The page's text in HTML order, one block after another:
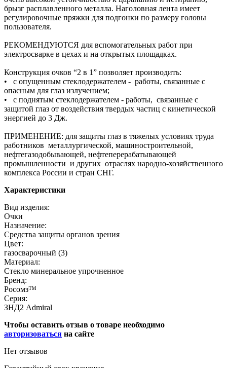
брызг расплавленного металла. Наголовная лента имеет
регулировочные пряжки для подгонки по размеру головы
пользователя.
РЕКОМЕНДУЮТСЯ для вспомогательных работ при
электросварке в цехах и на открытых площадках.
Конструкция очков “2 в 1” позволяет производить:
• с опущенным стеклодержателем - работы, связанные с
опасным для глаз излучением;
• с поднятым стеклодержателем - работы, связанные с
защитой глаз от воздействия твердых частиц с кинетической
энергией до 3 Дж.
ПРИМЕНЕНИЕ: для защиты глаз в тяжелых условиях труда
работников металлургической, машиностроительной,
нефтегазодобывающей, нефтеперерабатывающей
промышленности и других отраслях народно-хозяйственного
комплекса России и стран СНГ.
Характеристики
Вид изделия:
Очки
Назначение:
Средства защиты органов зрения
Цвет:
газосварочный (3)
Материал:
Стекло минеральное упрочненное
Бренд:
Росомз™
Серия:
ЗНД2 Admiral
Чтобы оставить отзыв о товаре необходимо
авторизоваться на сайте
Нет отзывов